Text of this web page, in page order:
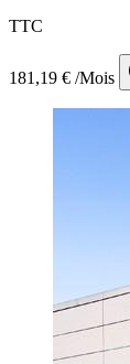
TTC
181,19 € /Mois